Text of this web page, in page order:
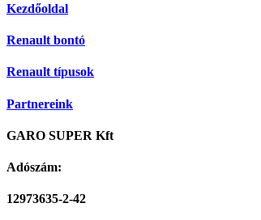
Kezdőoldal
Renault bontó
Renault típusok
Partnereink
GARO SUPER Kft
Adószám:
12973635-2-42